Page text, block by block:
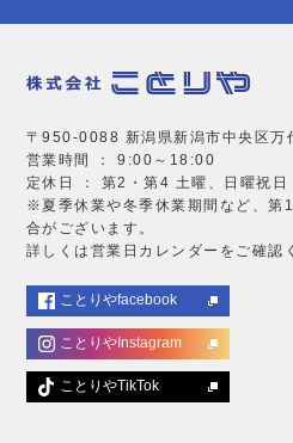
〒950-0088 新潟県新潟市中央区万
営業時間 ： 9:00～18:00
定休日 ： 第2・第4 土曜、日曜祝日
※夏季休業や冬季休業期間など、第
合がございます。
詳しくは営業日カレンダーをご確認
ことりやfacebook
ことりやInstagram
ことりやTikTok